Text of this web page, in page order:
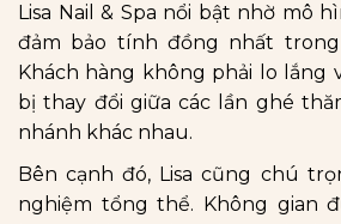
Lisa Nail & Spa nổi bật nhờ mô
đảm bảo tính đồng nhất
Khách hàng không phải lo lắng
bị thay đổi giữa các lần ghé
nhánh khác nhau.
Bên cạnh đó, Lisa cũng chú
nghiệm tổng thể. Không gian